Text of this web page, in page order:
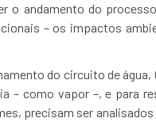
andamento do
– os impactos
do circuito de
– como vapor –, e para
precisam ser